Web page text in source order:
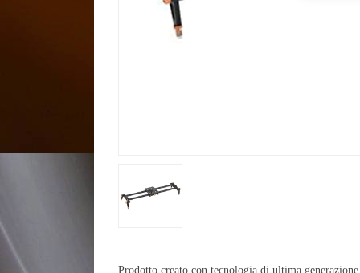
Prodotto creato con tecnologia di ultima generazione